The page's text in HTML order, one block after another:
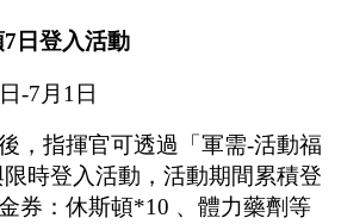
7 日登入活動
日-7月 1 日
，指揮官可透過「軍需-活動福
時登入活動，活動期間累積登
券： 休斯頓*10 、 體力藥劑等